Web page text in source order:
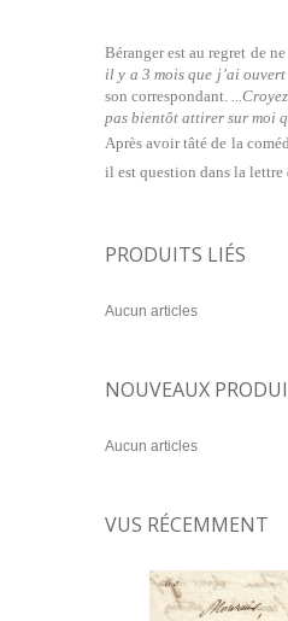
Béranger est au regret de
il y a 3 mois que j’ai
son correspondant.
pas bientôt attirer sur moi
Après avoir tâté de la
il est question dans la lettre
PRODUITS LIÉS
Aucun articles
NOUVEAUX
Aucun articles
VUS RÉCEMMENT